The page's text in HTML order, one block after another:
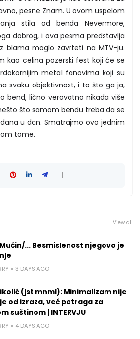
pesne Znam. U ovom uspelom
stila od benda Nevermore,
dobrog, i ova pesma predstavlja
blama moglo zavrteti na MTV-ju.
kao celina pozerski fest koji će se
metal fanovima koji su
svaku objektivnost, i to što ga ja,
bend, lično verovatno nikada više
što samom bendu treba da se
u dan. Smatrajmo ovo jednim
tome.
View all
... Besmislenost njegovo je
3 DAYS AGO
(jst mnml): Minimalizam nije
od izraza, već potraga za
suštinom | INTERVJU
4 DAYS AGO